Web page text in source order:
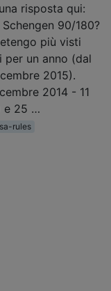
risposta qui:
90/180?
più visti
per un anno (dal
2015).
2014 - 11
e 25 …
rules